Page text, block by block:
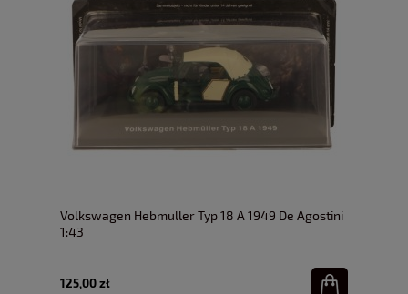
Volkswagen Hebmuller Typ 18 A 1949 De Agostini
1:43
125,00 zł